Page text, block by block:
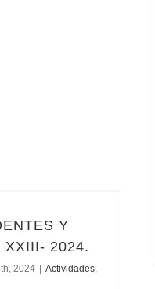
Y
XXIII- 2024.
2024 Actividades,